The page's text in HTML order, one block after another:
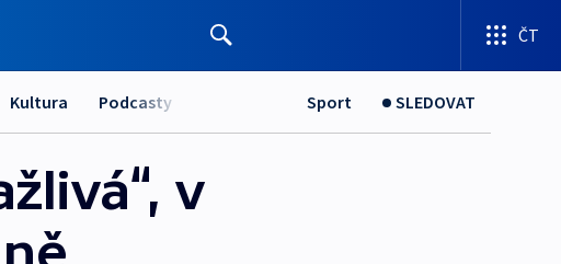
ČT
Kultura Podcasty Sport SLEDOVAT
v